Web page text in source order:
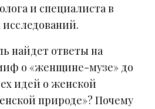
и специалиста в
найдет ответы на
о «женщине-музе» до
идей о женской
природе»? Почему